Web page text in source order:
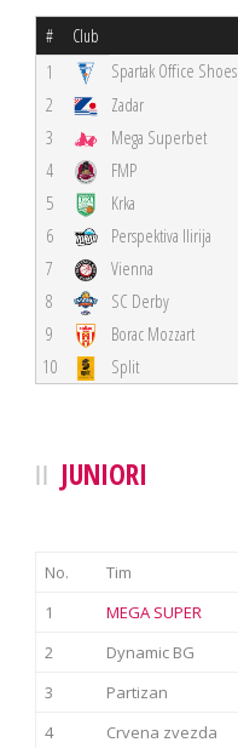
# Club
1 Spartak Office Shoes
2
Zadar
3
Mega Superbet
4
FMP
5
Krka
6
Perspektiva Ilirija
7
Vienna
8
SC Derby
9
Borac Mozzart
10
Split
JUNIORI
No. Tim
1
MEGA SUPER
2
Dynamic BG
3
Partizan
4
Crvena zvezda